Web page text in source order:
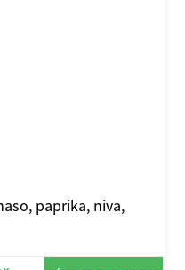
paprika, niva,